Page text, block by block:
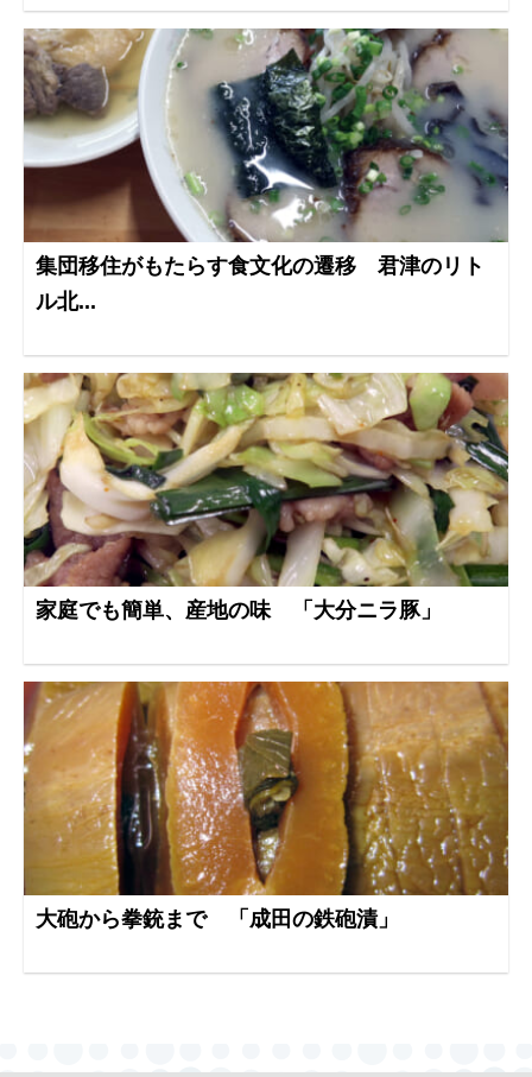
集団移住がもたらす食文化の遷移 君津のリト
ル北...
家庭でも簡単、産地の味 「大分ニラ豚」
大砲から拳銃まで 「成田の鉄砲漬」